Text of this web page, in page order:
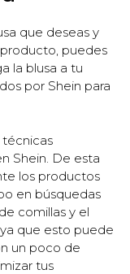
que deseas y
puedes
la blusa a tu
por Shein para
técnicas
Shein. De esta
los productos
en búsquedas
comillas y el
que esto puede
un poco de
tus